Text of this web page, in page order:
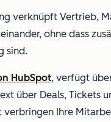
verknüpft Vertrieb,
ohne dass
sind.
HubSpot, verfügt
über Deals, Tickets
verbringen Ihre